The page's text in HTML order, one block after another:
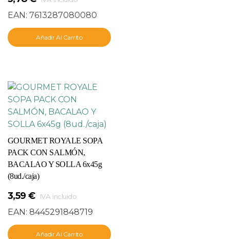
EAN: 7613287080080
Añadir Al Carrito
GOURMET ROYALE SOPA
PACK CON SALMÓN,
BACALAO Y SOLLA 6x45g
(8ud./caja)
3,59 € IVA incluido
EAN: 8445291848719
Añadir Al Carrito